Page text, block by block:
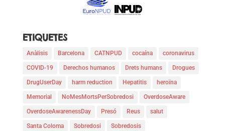
ETIQUETES
Anàlisis Barcelona CATNPUD cocaína coronavirus
COVID-19 Derechos humanos Drets humans Drogues
DrugUserDay harm reduction Hepatitis heroïna
Memorial NoMesMortsPerSobredosi OverdoseAware
OverdoseAwarenessDay Presó Reus salut
Santa Coloma Sobredosi Sobredosis